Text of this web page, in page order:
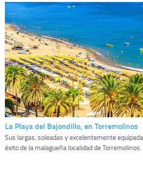
La Playa del Bajondillo, en Torremolinos
Sus largas, soleadas y excelentemente
éxito de la malagueña localidad de Torremolinos.